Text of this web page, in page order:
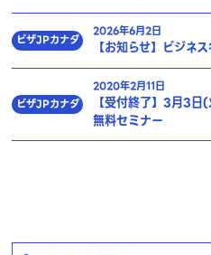
ビザJPカナダ
2026年6月2日
【お知らせ】ビジネ
ビザJPカナダ
2020年2月11日
【受付終了】3月3
無料セミナー